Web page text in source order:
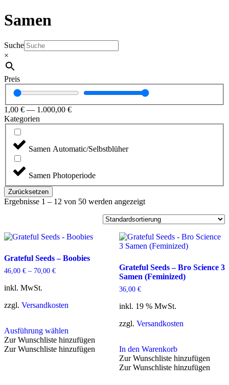
Samen
Suche
×
Preis
1,00 € — 1.000,00 €
Kategorien
Samen Automatic/Selbstblüher
Samen Photoperiode
Zurücksetzen
Ergebnisse 1 – 12 von 50 werden angezeigt
Grateful Seeds – Boobies
46,00 € – 70,00 €
inkl. MwSt.
zzgl. Versandkosten
Ausführung wählen
Dieses
Produkt
Zur Wunschliste hinzufügen
Zur Wunschliste hinzufügen
Grateful Seeds – Bro Science 3
Samen (Feminized)
36,00 €
inkl. 19 % MwSt.
zzgl. Versandkosten
In den Warenkorb
Zur Wunschliste hinzufügen
Zur Wunschliste hinzufügen